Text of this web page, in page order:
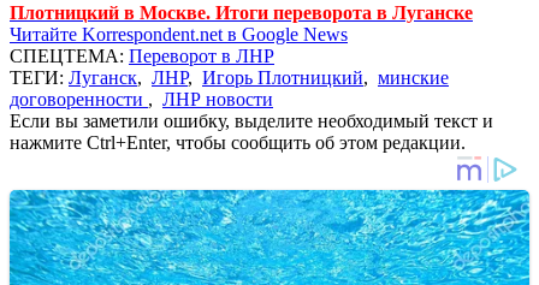
Плотницкий в Москве. Итоги переворота в Луганске
Читайте Korrespondent.net в Google News
СПЕЦТЕМА: Переворот в ЛНР
ТЕГИ: Луганск, ЛНР, Игорь Плотницкий, минские
договоренности , ЛНР новости
Если вы заметили ошибку, выделите необходимый текст и
нажмите Ctrl+Enter, чтобы сообщить об этом редакции.